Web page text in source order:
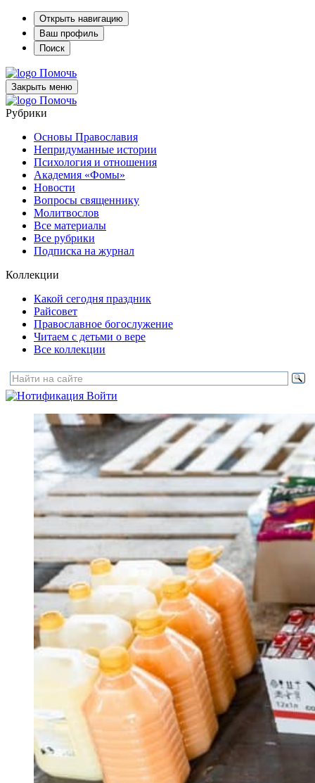
Открыть навигацию
Ваш профиль
Поиск
Помочь
Закрыть меню
Помочь
Рубрики
Основы Православия
Непридуманные истории
Психология и отношения
Академия «Фомы»
Новости
Вопросы священнику
Молитвослов
Все материалы
Все рубрики
Подписка на журнал
Коллекции
Какой сегодня праздник
Райсовет
Православное богослужение
Читаем с детьми о вере
Все коллекции
Войти